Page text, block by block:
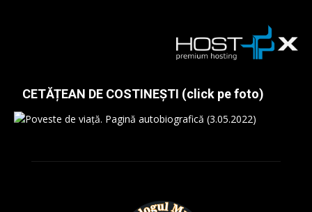
CETĂȚEAN DE COSTINEȘTI (click pe foto)